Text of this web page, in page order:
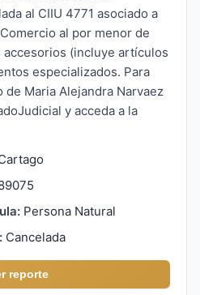
al CIIU 4771 asociado a
al por menor de
(incluye artículos
especializados. Para
Maria Alejandra Narvaez
y acceda a la
Persona Natural
Cancelada
reporte